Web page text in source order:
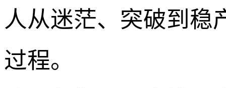
人从迷茫、突破到稳
过程。